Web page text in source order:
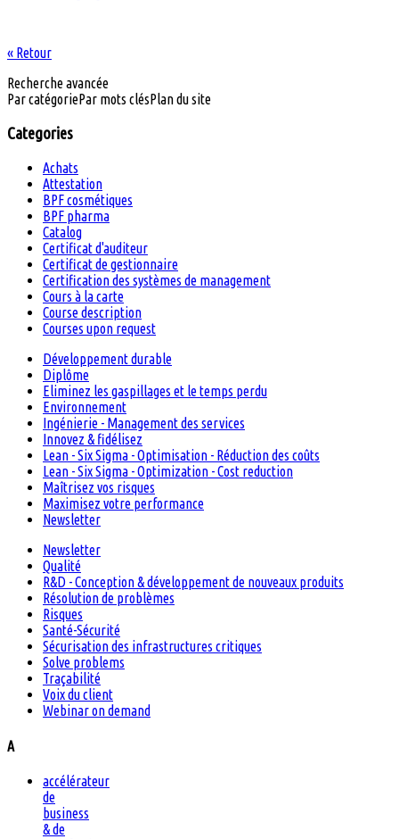
« Retour
Recherche avancée
Par catégoriePar mots clésPlan du site
Categories
Achats
Attestation
BPF cosmétiques
BPF pharma
Catalog
Certificat d'auditeur
Certificat de gestionnaire
Certification des systèmes de management
Cours à la carte
Course description
Courses upon request
Développement durable
Diplôme
Eliminez les gaspillages et le temps perdu
Environnement
Ingénierie - Management des services
Innovez & fidélisez
Lean - Six Sigma - Optimisation - Réduction des coûts
Lean - Six Sigma - Optimization - Cost reduction
Maîtrisez vos risques
Maximisez votre performance
Newsletter
Newsletter
Qualité
R&D - Conception & développement de nouveaux produits
Résolution de problèmes
Risques
Santé-Sécurité
Sécurisation des infrastructures critiques
Solve problems
Traçabilité
Voix du client
Webinar on demand
A
accélérateur
de
business
& de